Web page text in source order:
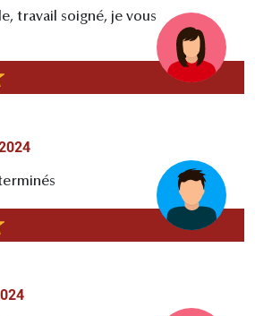
travail soigné, je vous